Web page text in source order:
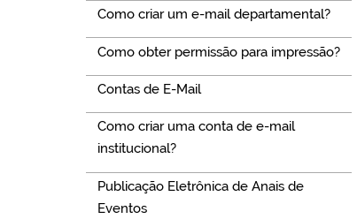
Como criar um e-mail departamental?
Como obter permissão para impressão?
Contas de E-Mail
Como criar uma conta de e-mail
institucional?
Publicação Eletrônica de Anais de
Eventos